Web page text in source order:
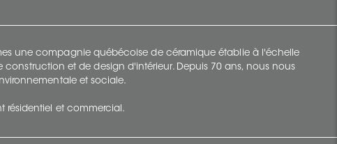
une compagnie québécoise de céramique établie à l'échelle
et de design d'intérieur. Depuis 70 ans, nous nous
et sociale.
résidentiel et commercial.